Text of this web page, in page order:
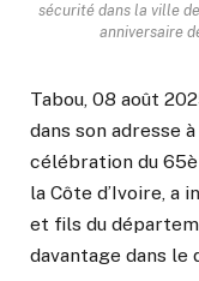
sécurité dans la ville
anniversaire
Tabou, 08 août
dans son adresse
célébration du 65è
la Côte d’Ivoire, a
et fils du
davantage dans